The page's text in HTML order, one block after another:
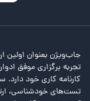
توسعه خدمات شعب خود
طبق جدیدترین آمار
بین‌المللی مشغول به
هستید، می‌توانید به
جاب‌ویژن بعنوان اولین
تجربه برگزاری موفق
کارنامه کاری خود دارد.
تست‌های خودشناسی،